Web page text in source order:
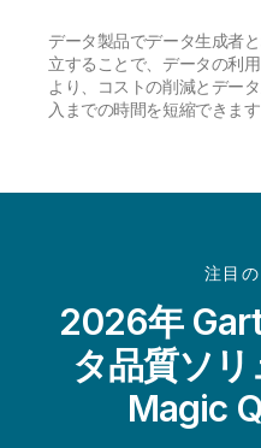
データ製品でデータ生成者
立することで、データの利
より、コストの削減とデー
入までの時間を短縮できます
注目
2026年
タ品質ソ
Magic